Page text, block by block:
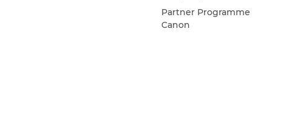
Partner Programme
Canon